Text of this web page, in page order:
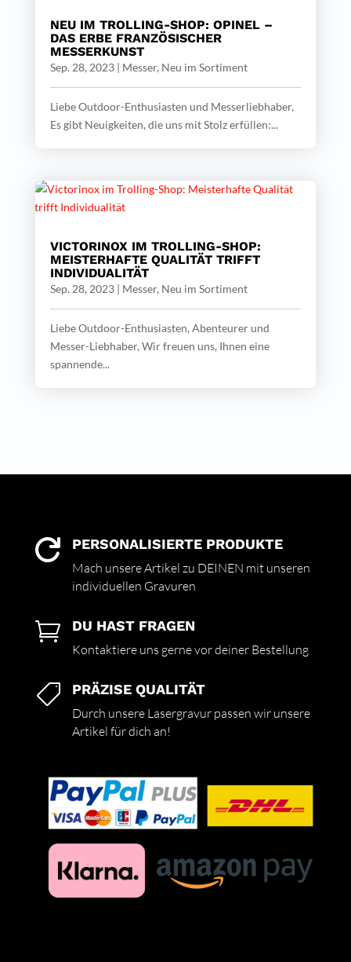
NEU IM TROLLING-SHOP: OPINEL –
DAS ERBE FRANZÖSISCHER
MESSERKUNST
Sep. 28, 2023| Messer, Neu im Sortiment
Liebe Outdoor-Enthusiasten und Messerliebhaber,
Es gibt Neuigkeiten, die uns mit Stolz erfüllen:...
VICTORINOX IM TROLLING-SHOP:
MEISTERHAFTE QUALITÄT TRIFFT
INDIVIDUALITÄT
Sep. 28, 2023| Messer, Neu im Sortiment
Liebe Outdoor-Enthusiasten, Abenteurer und
Messer-Liebhaber, Wir freuen uns, Ihnen eine
spannende...
 PERSONALISIERTE PRODUKTE
Mach unsere Artikel zu DEINEN mit unseren
individuellen Gravuren
 DU HAST FRAGEN
Kontaktiere uns gerne vor deiner Bestellung
 PRÄZISE QUALITÄT
Durch unsere Lasergravur passen wir unsere
Artikel für dich an!